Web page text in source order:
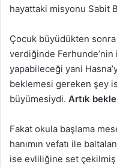
hayattaki misyonu Sabit
Çocuk büyüdükten
verdiğinde Ferhunde’nin
yapabileceği yani
beklemesi gereken şey
büyümesiydi. Artık
Fakat okula başlama
hanımın vefatı ile
ise evliliğine set çekilmiş